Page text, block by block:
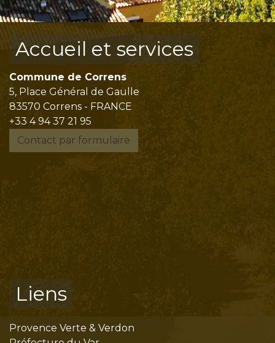
Accueil et services
Commune de Correns
5, Place Général de Gaulle
83570 Correns - FRANCE
+33 4 94 37 21 95
Contact par formulaire
Liens
Provence Verte & Verdon